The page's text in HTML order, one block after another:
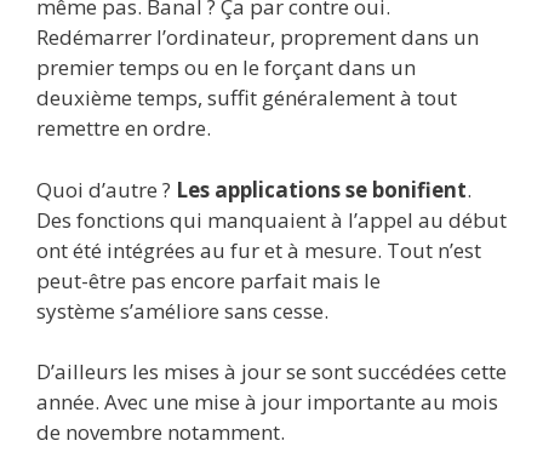
même pas. Banal ? Ça par contre oui.
Redémarrer l’ordinateur, proprement dans un
premier temps ou en le forçant dans un
deuxième temps, suffit généralement à tout
remettre en ordre.
Quoi d’autre ? Les applications se bonifient.
Des fonctions qui manquaient à l’appel au début
ont été intégrées au fur et à mesure. Tout n’est
peut-être pas encore parfait mais le
système s’améliore sans cesse.
D’ailleurs les mises à jour se sont succédées cette
année. Avec une mise à jour importante au mois
de novembre notamment.